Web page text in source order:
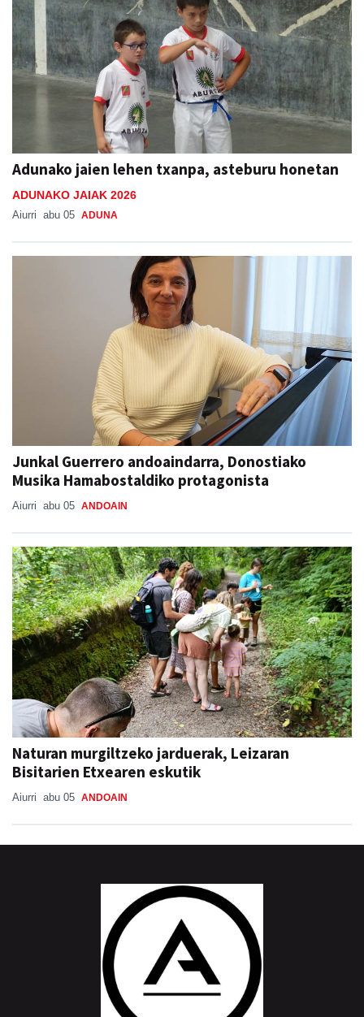
Adunako jaien lehen txanpa, asteburu honetan
ADUNAKO JAIAK 2026
Aiurri abu 05 ADUNA
Junkal Guerrero andoaindarra, Donostiako
Musika Hamabostaldiko protagonista
Aiurri abu 05 ANDOAIN
Naturan murgiltzeko jarduerak, Leizaran
Bisitarien Etxearen eskutik
Aiurri abu 05 ANDOAIN